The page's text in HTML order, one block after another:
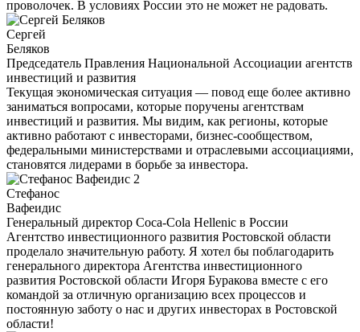
проволочек. В условиях России это не может не радовать.
Сергей
Беляков
Председатель Правления Национальной Ассоциации агентств
инвестиций и развития
Текущая экономическая ситуация — повод еще более активно
заниматься вопросами, которые поручены агентствам
инвестиций и развития. Мы видим, как регионы, которые
активно работают с инвесторами, бизнес-сообществом,
федеральными министерствами и отраслевыми ассоциациями,
становятся лидерами в борьбе за инвестора.
Cтефанос
Вафеидис
Генеральный директор Coca-Cola Hellenic в России
Агентство инвестиционного развития Ростовской области
проделало значительную работу. Я хотел бы поблагодарить
генерального директора Агентства инвестиционного
развития Ростовской области Игоря Буракова вместе с его
командой за отличную организацию всех процессов и
постоянную заботу о нас и других инвесторах в Ростовской
области!